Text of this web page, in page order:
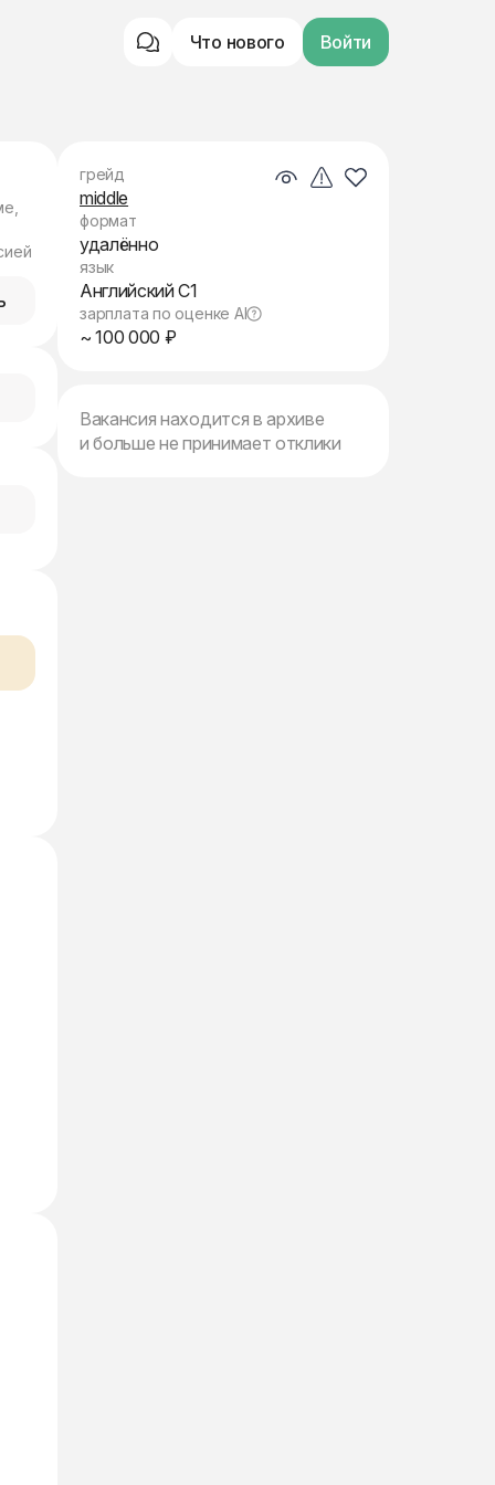
Что нового Войти
грейд
middle
формат
удалённо
язык
Английский C1
зарплата по оценке AI
~ 100 000 ₽
Вакансия находится в архиве
и больше не принимает отклики